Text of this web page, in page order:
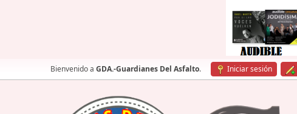
Bienvenido a GDA.-Guardianes Del Asfalto. Iniciar sesión